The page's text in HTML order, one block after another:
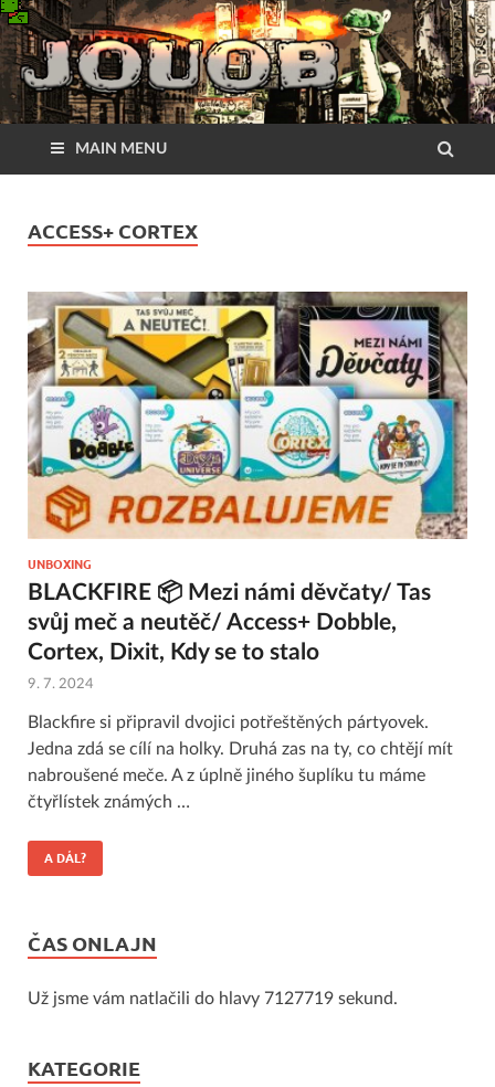
MAIN MENU
ACCESS+ CORTEX
UNBOXING
BLACKFIRE 📦 Mezi námi děvčaty/ Tas
svůj meč a neutěč/ Access+ Dobble,
Cortex, Dixit, Kdy se to stalo
9. 7. 2024
Blackfire si připravil dvojici potřeštěných pártyovek.
Jedna zdá se cílí na holky. Druhá zas na ty, co chtějí mít
nabroušené meče. A z úplně jiného šuplíku tu máme
čtyřlístek známých …
A DÁL?
ČAS ONLAJN
Už jsme vám natlačili do hlavy 7127719 sekund.
KATEGORIE